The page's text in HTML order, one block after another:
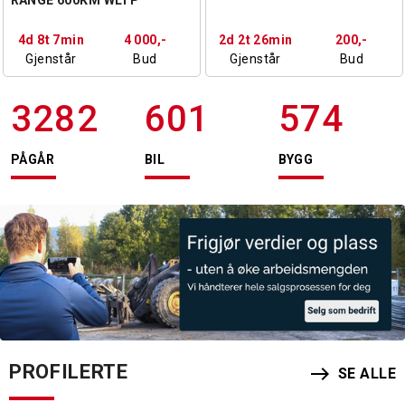
4d 8t 7min
Gjenstår
4 000,-
Bud
2d 2t 26min
Gjenstår
200,-
Bud
3282
PÅGÅR
601
BIL
574
BYGG
PROFILERTE east SE ALLE